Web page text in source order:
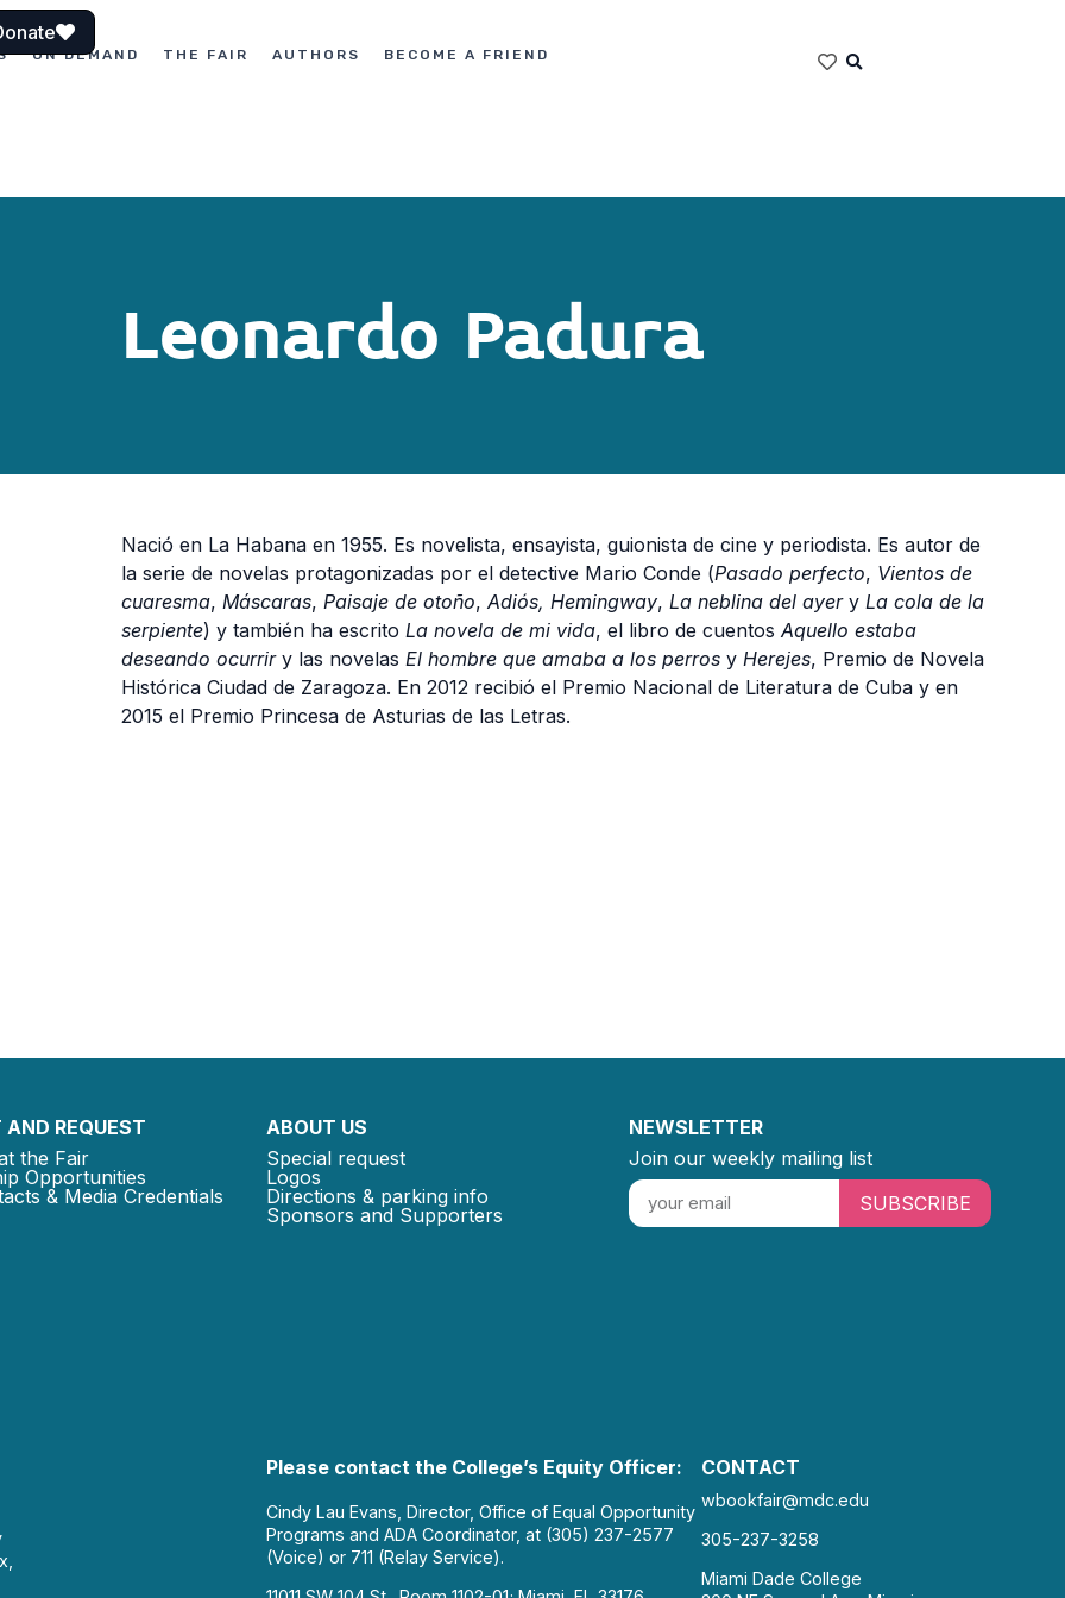
ON DEMAND THE FAIR AUTHORS BECOME A FRIEND
Leonardo Padura
Nació en La Habana en 1955. Es novelista, ensayista, guionista de cine y periodista. Es autor de
la serie de novelas protagonizadas por el detective Mario Conde (Pasado perfecto, Vientos de
cuaresma, Máscaras, Paisaje de otoño, Adiós, Hemingway, La neblina del ayery La cola de la
serpiente) y también ha escrito La novela de mi vida, el libro de cuentos Aquello estaba
deseando ocurriry las novelas El hombre que amaba a los perros y Herejes, Premio de Novela
Histórica Ciudad de Zaragoza. En 2012 recibió el Premio Nacional de Literatura de Cuba y en
2015 el Premio Princesa de Asturias de las Letras.
REQUEST
the Fair
Opportunities
& Media Credentials
ABOUT US
Special request
Logos
Directions & parking info
Sponsors and Supporters
NEWSLETTER
Join our weekly mailing list
SUBSCRIBE
Please contact the College’s Equity Officer:
Cindy Lau Evans, Director, Office of Equal Opportunity
Programs and ADA Coordinator, at (305) 237-2577
(Voice) or 711 (Relay Service).
CONTACT
wbookfair@mdc.edu
305-237-3258
Miami Dade College